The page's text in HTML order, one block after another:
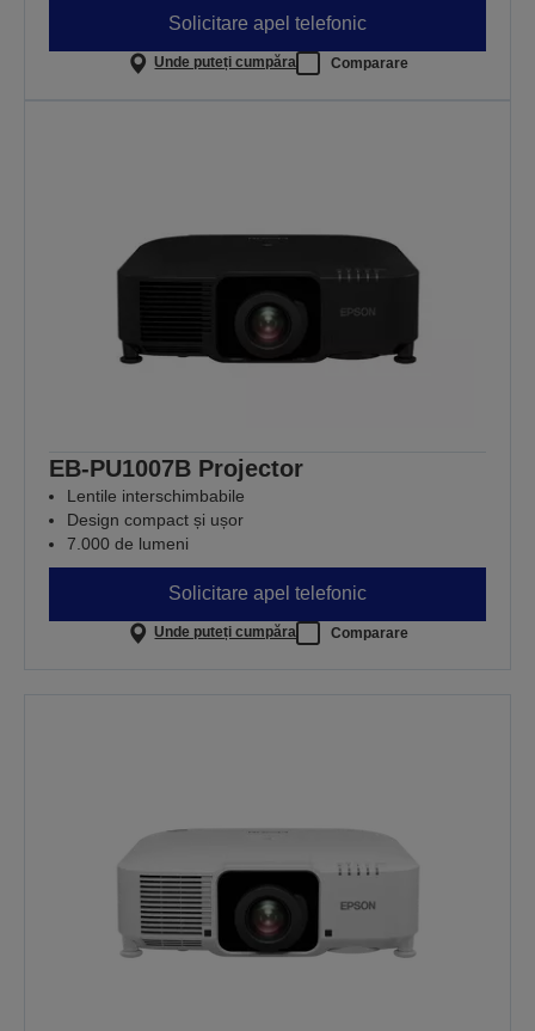
Solicitare apel telefonic
Unde puteți cumpăra Comparare
EB-PU1007B Projector
Lentile interschimbabile
Design compact și ușor
7.000 de lumeni
Solicitare apel telefonic
Unde puteți cumpăra Comparare